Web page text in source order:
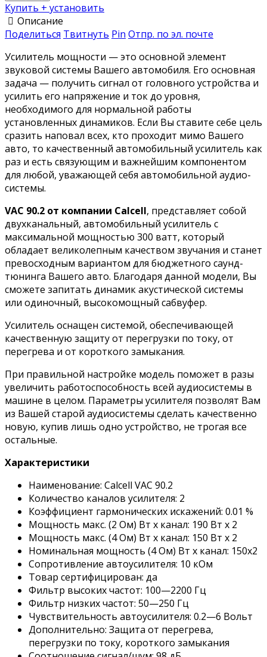
Купить + установить
Описание
Поделиться Твитнуть Pin Отпр. по эл. почте
Усилитель мощности — это основной элемент
звуковой системы Вашего автомобиля. Его основная
задача — получить сигнал от головного устройства и
усилить его напряжение и ток до уровня,
необходимого для нормальной работы
установленных динамиков. Если Вы ставите себе цель
сразить наповал всех, кто проходит мимо Вашего
авто, то качественный автомобильный усилитель как
раз и есть связующим и важнейшим компонентом
для любой, уважающей себя автомобильной аудио-
системы.
VAC 90.2 от компании Calcell, представляет собой
двухканальный, автомобильный усилитель с
максимальной мощностью 300 ватт, который
обладает великолепным качеством звучания и станет
превосходным вариантом для бюджетного саунд-
тюнинга Вашего авто. Благодаря данной модели, Вы
сможете запитать динамик акустической системы
или одиночный, высокомощный сабвуфер.
Усилитель оснащен системой, обеспечивающей
качественную защиту от перегрузки по току, от
перегрева и от короткого замыкания.
При правильной настройке модель поможет в разы
увеличить работоспособность всей аудиосистемы в
машине в целом. Параметры усилителя позволят Вам
из Вашей старой аудиосистемы сделать качественно
новую, купив лишь одно устройство, не трогая все
остальные.
Характеристики
Наименование: Calcell VAC 90.2
Количество каналов усилителя: 2
Коэффициент гармонических искажений: 0.01 %
Мощность макс. (2 Ом) Вт x канал: 190 Вт х 2
Мощность макс. (4 Ом) Вт x канал: 150 Вт х 2
Номинальная мощность (4 Ом) Вт x канал: 150х2
Сопротивление автоусилителя: 10 кОм
Товар сертифицирован: да
Фильтр высоких частот: 100—2200 Гц
Фильтр низких частот: 50—250 Гц
Чувствительность автоусилителя: 0.2—6 Вольт
Дополнительно: Защита от перегрева,
перегрузки по току, короткого замыкания